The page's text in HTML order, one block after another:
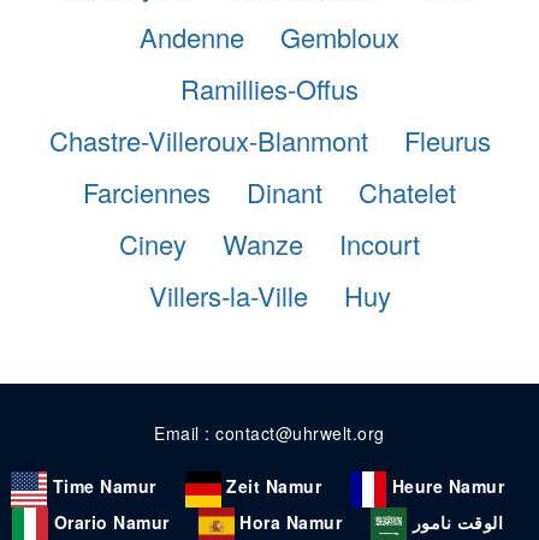
Andenne
Gembloux
Ramillies-Offus
Chastre-Villeroux-Blanmont
Fleurus
Farciennes
Dinant
Chatelet
Ciney
Wanze
Incourt
Villers-la-Ville
Huy
Email : contact@uhrwelt.org
Time Namur Zeit Namur
Heure Namur
Orario Namur
Hora Namur الوقت نامور